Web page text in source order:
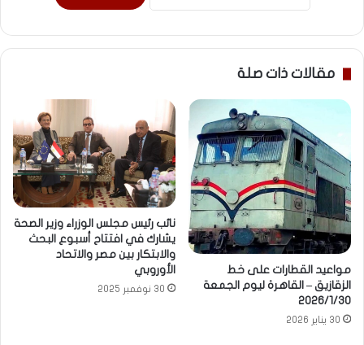
مقالات ذات صلة
مواعيد القطارات على خط
الزقازيق – القاهرة ليوم الجمعة
2026/1/30
30 يناير 2026
نائب رئيس مجلس الوزراء وزير الصحة
يشارك في افتتاح أسبوع البحث
والابتكار بين مصر والاتحاد
الأوروبي
30 نوفمبر 2025